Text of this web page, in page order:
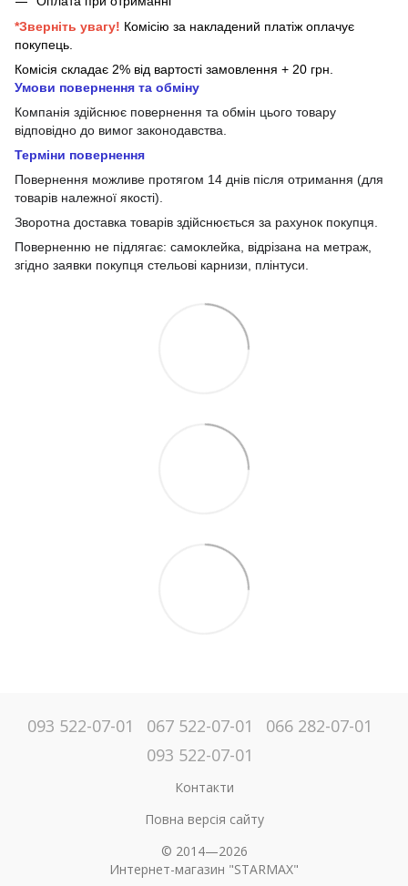
*Зверніть увагу! Комісію за накладений платіж оплачує
покупець.
Комісія складає 2% від вартості замовлення + 20 грн.
Умови повернення та обміну
Компанія здійснює повернення та обмін цього товару
відповідно до вимог законодавства.
Терміни повернення
Повернення можливе протягом 14 днів після отримання (для
товарів належної якості).
Зворотна доставка товарів здійснюється за рахунок покупця.
Поверненню не підлягає: самоклейка, відрізана на метраж,
згідно заявки покупця стельові карнизи, плінтуси.
093 522-07-01 067 522-07-01
066 282-07-01
093 522-07-01
Контакти
Повна версія сайту
© 2014—2026
Интернет-магазин "STARMAX"